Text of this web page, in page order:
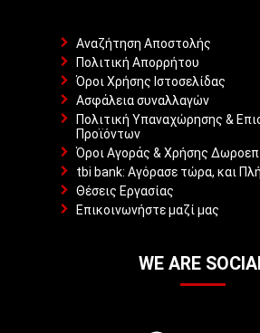
Αναζήτηση Αποστολής
Πολιτική Απορρήτου
Όροι Χρήσης Ιστοσελίδας
Ασφάλεια συναλλαγών
Πολιτική Υπαναχώρησης &
Προϊόντων
Όροι Αγοράς & Χρήσης
tbi bank: Αγόρασε τώρα, και
Θέσεις Εργασίας
Επικοινωνήστε μαζί μας
WE ARE